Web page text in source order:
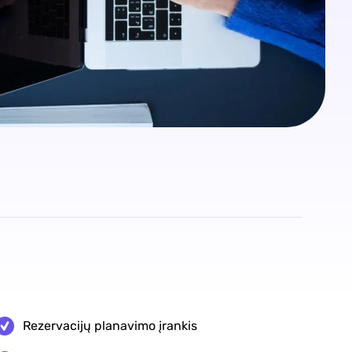
Rezervacijų planavimo įrankis